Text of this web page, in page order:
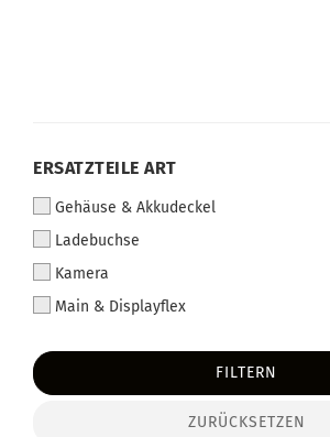
ERSATZTEILE ART
Gehäuse & Akkudeckel
Ladebuchse
Kamera
Main & Displayflex
FILTERN
ZURÜCKSETZEN